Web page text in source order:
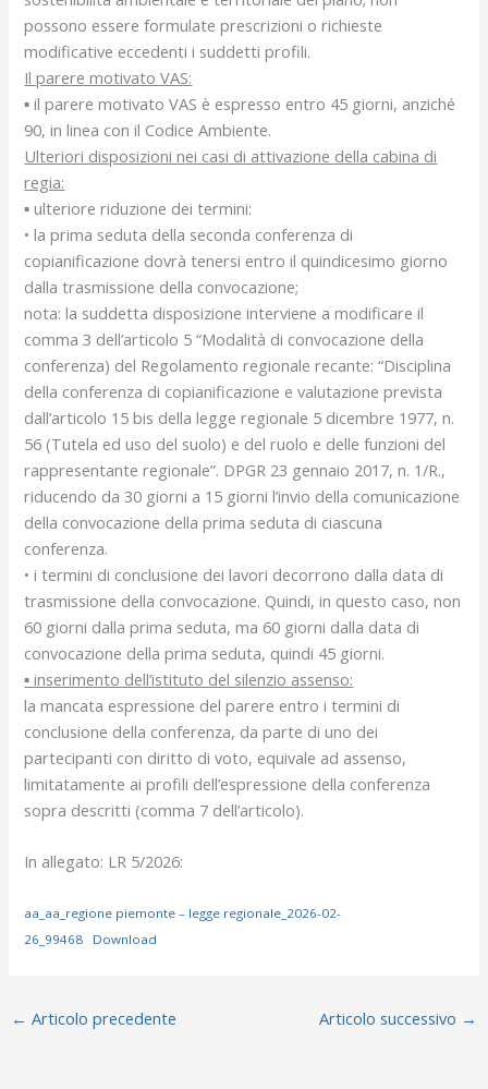
possono essere formulate prescrizioni o richieste
modificative eccedenti i suddetti profili.
Il parere motivato VAS:
▪ il parere motivato VAS è espresso entro 45 giorni, anziché
90, in linea con il Codice Ambiente.
Ulteriori disposizioni nei casi di attivazione della cabina di
regia:
▪ ulteriore riduzione dei termini:
• la prima seduta della seconda conferenza di
copianificazione dovrà tenersi entro il quindicesimo giorno
dalla trasmissione della convocazione;
nota: la suddetta disposizione interviene a modificare il
comma 3 dell’articolo 5 “Modalità di convocazione della
conferenza) del Regolamento regionale recante: “Disciplina
della conferenza di copianificazione e valutazione prevista
dall’articolo 15 bis della legge regionale 5 dicembre 1977, n.
56 (Tutela ed uso del suolo) e del ruolo e delle funzioni del
rappresentante regionale”. DPGR 23 gennaio 2017, n. 1/R.,
riducendo da 30 giorni a 15 giorni l’invio della comunicazione
della convocazione della prima seduta di ciascuna
conferenza.
• i termini di conclusione dei lavori decorrono dalla data di
trasmissione della convocazione. Quindi, in questo caso, non
60 giorni dalla prima seduta, ma 60 giorni dalla data di
convocazione della prima seduta, quindi 45 giorni.
▪ inserimento dell’istituto del silenzio assenso:
la mancata espressione del parere entro i termini di
conclusione della conferenza, da parte di uno dei
partecipanti con diritto di voto, equivale ad assenso,
limitatamente ai profili dell’espressione della conferenza
sopra descritti (comma 7 dell’articolo).
In allegato: LR 5/2026:
aa_aa_regione piemonte – legge regionale_2026-02-
26_99468
Download
← Articolo precedente Articolo successivo →